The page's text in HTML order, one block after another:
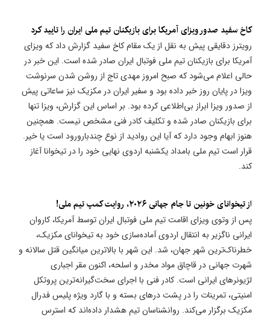
​کاخ سفید صدور ویزای آمریکا برای بازیکنان تیم ملی ایران را تایید کرد
رویترز دقایقی پیش به نقل از یک مقام کاخ سفید گزارش داد که ویزای
آمریکا برای بازیکنان تیم ملی فوتبال ایران صادر شده است. این خبر در
حالی اعلام می‌شود که صبح امروز مهدی تاج از روشن شدن سرنوشت
ویزا در پایان روز خبر داده بود و سفیر ایران در مکزیک نیز ساعاتی پیش
از صدور ویزا ابراز بی‌اطلاعی کرده بود. بر اساس این گزارش، ویزا تنها
برای بازیکنان صادر شده و تکلیف کادر فنی مشخص نیست. همچنین
هنوز ابهام وجود دارد که آیا این روادید از نوع چندبارورود است یا خیر.
قرار است تیم ملی بامداد یکشنبه اردوی نهایی خود را در تیخوانا آغاز
کند.
از تیخوانای خونین تا جام جهانی ۲۰۲۶، روایت کمپ تیم ملی!
پس از وتوی ویزای اقامت تیم ملی فوتبال ایران توسط آمریکا، کاروان
ایرانی ناگزیر به انتقال اردوی آماده‌سازی خود به تیخوانای مکزیک،
خطرناک‌ترین شهر جهان، شد. این شهر با بالاترین میانگین قتل سالانه و
شهرت جهانی در قاچاق مواد مخدر و اسلحه، اکنون مقر اجباری
لژیونرهای ایرانی است. کادر فنی با اجرای سخت‌گیرانه‌ترین پروتکل
امنیتی، تمرینات را در پشت درهای بسته و با گارد ویژه پلیس فدرال
مکزیک برگزار می‌کند. روانشناسان تیم هشدار داده‌اند که استرس